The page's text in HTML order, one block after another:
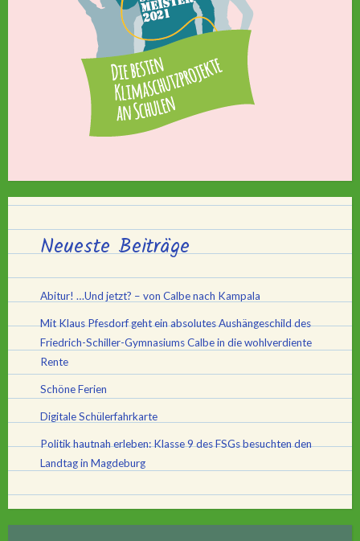
Neueste Beiträge
Abitur! …Und jetzt? – von Calbe nach Kampala
Mit Klaus Pfesdorf geht ein absolutes Aushängeschild des
Friedrich-Schiller-Gymnasiums Calbe in die wohlverdiente
Rente
Schöne Ferien
Digitale Schülerfahrkarte
Politik hautnah erleben: Klasse 9 des FSGs besuchten den
Landtag in Magdeburg